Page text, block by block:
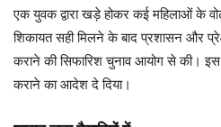
एक युवक द्वारा खड़े होकर कई महिलाओं के
शिकायत सही मिलने के बाद प्रशासन और
कराने की सिफारिश चुनाव आयोग से की।
कराने का आदेश दे दिया।